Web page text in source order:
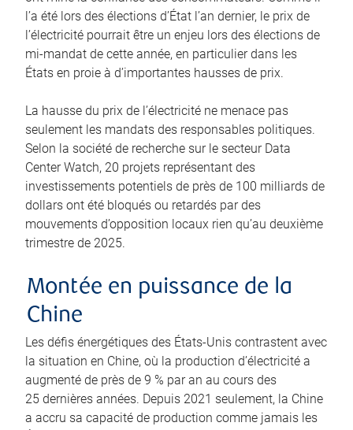
l’a été lors des élections d’État l’an dernier, le prix de
l’électricité pourrait être un enjeu lors des élections de
mi-mandat de cette année, en particulier dans les
États en proie à d’importantes hausses de prix.
La hausse du prix de l’électricité ne menace pas
seulement les mandats des responsables politiques.
Selon la société de recherche sur le secteur Data
Center Watch, 20 projets représentant des
investissements potentiels de près de 100 milliards de
dollars ont été bloqués ou retardés par des
mouvements d’opposition locaux rien qu’au deuxième
trimestre de 2025.
Montée en puissance de la
Chine
Les défis énergétiques des États-Unis contrastent avec
la situation en Chine, où la production d’électricité a
augmenté de près de 9 % par an au cours des
25 dernières années. Depuis 2021 seulement, la Chine
a accru sa capacité de production comme jamais les